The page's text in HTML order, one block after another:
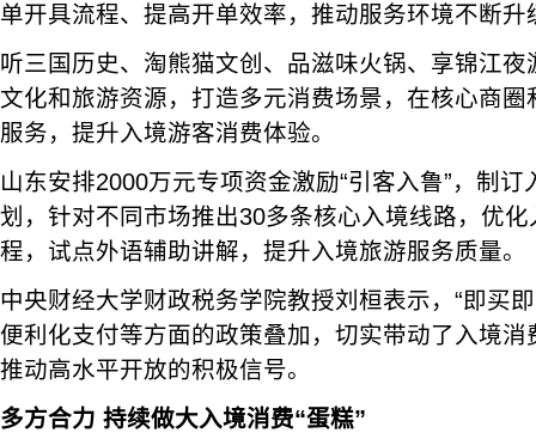
单开具流程、提高开单效率，推动服务环境不断升
听三国历史、淘熊猫文创、品滋味火锅、享锦江
文化和旅游资源，打造多元消费场景，在核心商
服务，提升入境游客消费体验。
山东安排2000万元专项资金激励“引客入鲁”，制
划，针对不同市场推出30多条核心入境线路，优
程，试点外语辅助讲解，提升入境旅游服务质量。
中央财经大学财政税务学院教授刘桓表示，“即买
便利化支付等方面的政策叠加，切实带动了入境
推动高水平开放的积极信号。
多方合力 持续做大入境消费“蛋糕”